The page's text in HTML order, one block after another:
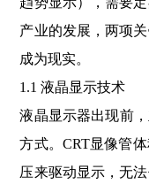
产业的发展，两项
成为现实。
1.1 液晶显示技术
液晶显示器出现前
方式。CRT显像管
压来驱动显示，无